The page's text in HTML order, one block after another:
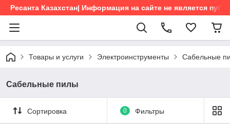
Ресанта Казахстан| Информация на сайте не является
Товары и услуги Электроинструменты Сабельные
Сабельные пилы
Сортировка 0 Фильтры